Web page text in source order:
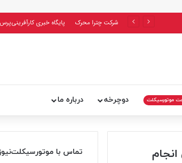
شرکت چترا محرک پایگاه خبری کارآفرینی‌پرس
موتورسیکلت دوچرخه درباره ما
تماس با